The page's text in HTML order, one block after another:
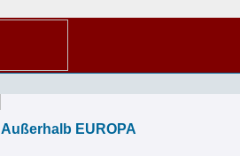
Außerhalb EUROPA